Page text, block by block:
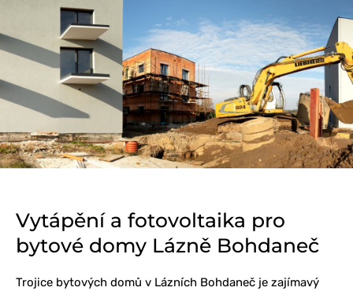
Vytápění a fotovoltaika pro
bytové domy Lázně Bohdaneč
Trojice bytových domů v Lázních Bohdaneč je zajímavý